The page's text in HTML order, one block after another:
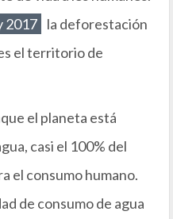
2017 la deforestación
el territorio de
el planeta está
casi el 100% del
el consumo humano.
de consumo de agua